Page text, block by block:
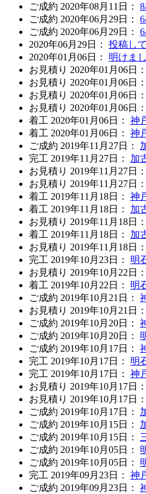
ご成約 2020年08月11日 ：
ご成約 2020年06月29日 ：
ご成約 2020年06月29日 ：
2020年06月29日
：
投稿し
2020年01月06日
：
明けま
お見積り 2020年01月06日 ：
お見積り 2020年01月06日 ：
お見積り 2020年01月06日 ：
お見積り 2020年01月06日 ：
着工 2020年01月06日 ：
神
着工 2020年01月06日 ：
神
ご成約 2019年11月27日 ：
完工 2019年11月27日 ：
加
お見積り 2019年11月27日 ：
お見積り 2019年11月27日 ：
着工 2019年11月18日 ：
神
着工 2019年11月18日 ：
加
お見積り 2019年11月18日 ：
着工 2019年11月18日 ：
加
お見積り 2019年11月18日 ：
完工 2019年10月23日 ：
明
お見積り 2019年10月22日 ：
着工 2019年10月22日 ：
明
ご成約 2019年10月21日 ：
お見積り 2019年10月21日 ：
ご成約 2019年10月20日 ：
ご成約 2019年10月20日 ：
ご成約 2019年10月17日 ：
完工 2019年10月17日 ：
明
完工 2019年10月17日 ：
神
お見積り 2019年10月17日 ：
お見積り 2019年10月17日 ：
ご成約 2019年10月17日 ：
ご成約 2019年10月15日 ：
ご成約 2019年10月15日 ：
ご成約 2019年10月05日 ：
ご成約 2019年10月05日 ：
完工 2019年09月23日 ：
神
ご成約 2019年09月23日 ：